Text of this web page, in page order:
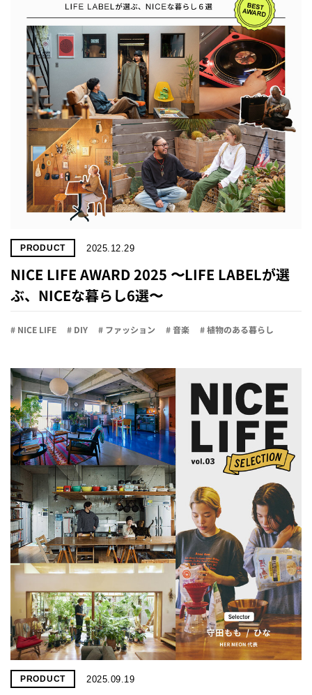
PRODUCT 2025.12.29
NICE LIFE AWARD 2025 〜LIFE LABELが選
ぶ、NICEな暮らし6選〜
# NICE LIFE # DIY # ファッション # 音楽 # 植物のある暮らし
PRODUCT 2025.09.19